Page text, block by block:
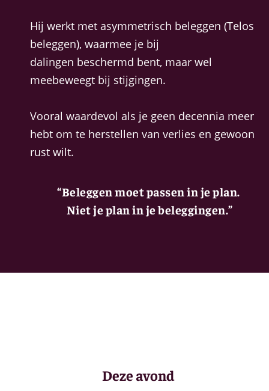
Hij werkt met asymmetrisch beleggen (Telos
beleggen), waarmee je bij
dalingen beschermd bent, maar wel
meebeweegt bij stijgingen.
Vooral waardevol als je geen decennia meer
hebt om te herstellen van verlies en gewoon
rust wilt.
“Beleggen moet passen in je plan.
Niet je plan in je beleggingen.”
Deze avond